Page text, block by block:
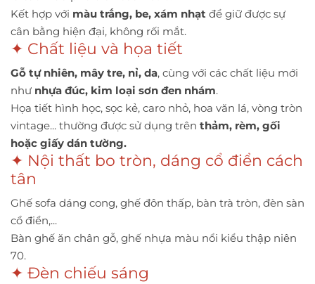
Kết hợp với màu trắng, be, xám nhạt để giữ được sự
cân bằng hiện đại, không rối mắt.
✦ Chất liệu và họa tiết
Gỗ tự nhiên, mây tre, nỉ, da, cùng với các chất liệu mới
như nhựa đúc, kim loại sơn đen nhám.
Họa tiết hình học, sọc kẻ, caro nhỏ, hoa văn lá, vòng tròn
vintage... thường được sử dụng trên thảm, rèm, gối
hoặc giấy dán tường.
✦ Nội thất bo tròn, dáng cổ điển cách
tân
Ghế sofa dáng cong, ghế đôn thấp, bàn trà tròn, đèn sàn
cổ điển,...
Bàn ghế ăn chân gỗ, ghế nhựa màu nổi kiểu thập niên
70.
✦ Đèn chiếu sáng